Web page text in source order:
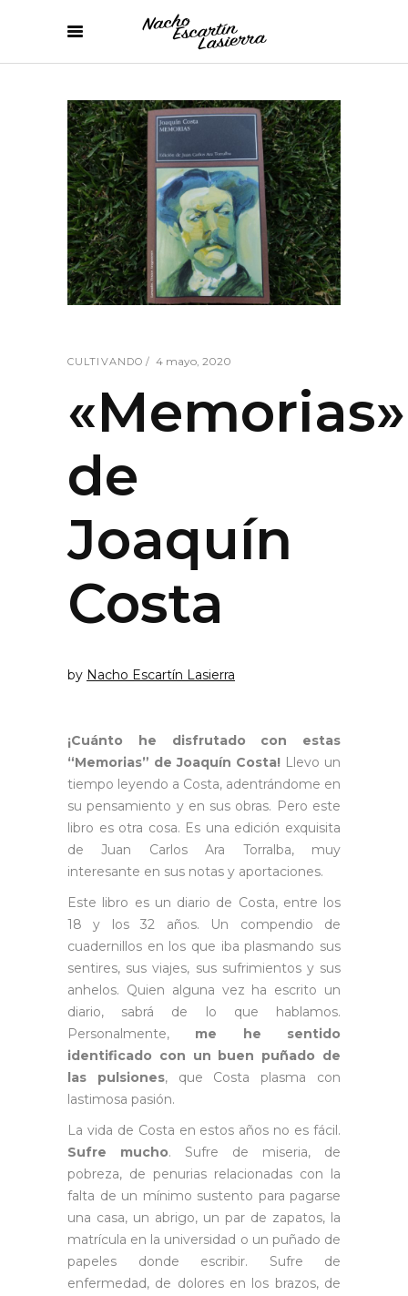
CULTIVANDO 4 mayo, 2020
«Memorias»
de
Joaquín
Costa
by Nacho Escartín Lasierra
¡Cuánto he disfrutado con estas
“Memorias” de Joaquín Costa! Llevo un
tiempo leyendo a Costa, adentrándome en
su pensamiento y en sus obras. Pero este
libro es otra cosa. Es una edición exquisita
de Juan Carlos Ara Torralba, muy
interesante en sus notas y aportaciones.
Este libro es un diario de Costa, entre los
18 y los 32 años. Un compendio de
cuadernillos en los que iba plasmando sus
sentires, sus viajes, sus sufrimientos y sus
anhelos. Quien alguna vez ha escrito un
diario, sabrá de lo que hablamos.
Personalmente, me he sentido
identificado con un buen puñado de
las pulsiones, que Costa plasma con
lastimosa pasión.
La vida de Costa en estos años no es fácil.
Sufre mucho. Sufre de miseria, de
pobreza, de penurias relacionadas con la
falta de un mínimo sustento para pagarse
una casa, un abrigo, un par de zapatos, la
matrícula en la universidad o un puñado de
papeles donde escribir. Sufre de
enfermedad, de dolores en los brazos, de